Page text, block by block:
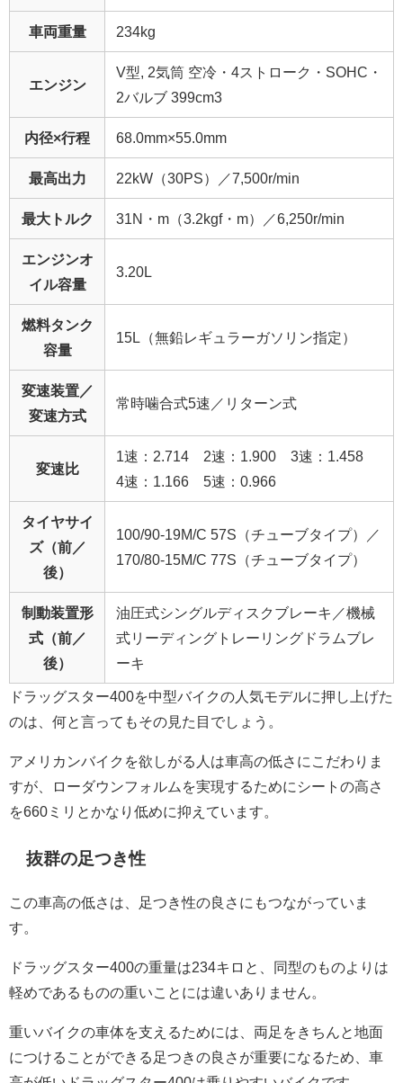
車両重量 234kg
エンジン
V型, 2気筒 空冷・4ストローク・SOHC・
2バルブ 399cm3
内径×行程 68.0mm×55.0mm
最高出力 22kW（30PS）／7,500r/min
最大トルク 31N・m（3.2kgf・m）／6,250r/min
エンジンオ
イル容量
3.20L
燃料タンク
容量
15L（無鉛レギュラーガソリン指定）
変速装置／
変速方式
常時噛合式5速／リターン式
変速比
1速：2.714 2速：1.900 3速：1.458
4速：1.166 5速：0.966
タイヤサイ
ズ（前／
後）
100/90-19M/C 57S（チューブタイプ）／
170/80-15M/C 77S（チューブタイプ）
制動装置形
式（前／
後）
油圧式シングルディスクブレーキ／機械
式リーディングトレーリングドラムブレ
ーキ
ドラッグスター400を中型バイクの人気モデルに押し上げた
のは、何と言ってもその見た目でしょう。
アメリカンバイクを欲しがる人は車高の低さにこだわりま
すが、ローダウンフォルムを実現するためにシートの高さ
を660ミリとかなり低めに抑えています。
抜群の足つき性
この車高の低さは、足つき性の良さにもつながっていま
す。
ドラッグスター400の重量は234キロと、同型のものよりは
軽めであるものの重いことには違いありません。
重いバイクの車体を支えるためには、両足をきちんと地面
につけることができる足つきの良さが重要になるため、車